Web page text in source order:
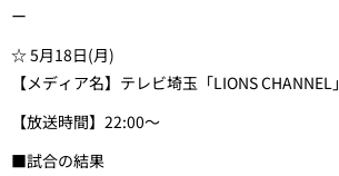
ー
☆ 5月18日(月)
【メディア名】テレビ埼玉「LIONS CHANNEL」
【放送時間】22:00～
■試合の結果